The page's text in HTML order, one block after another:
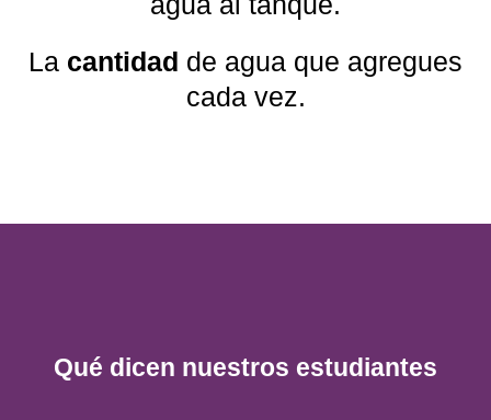
La cantidad de agua que agregues
cada vez.
Qué dicen nuestros estudiantes